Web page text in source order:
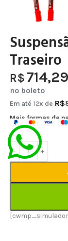
Traseiro
R$ 714,29
no boleto
Em até 12x de R$
Mais formas de